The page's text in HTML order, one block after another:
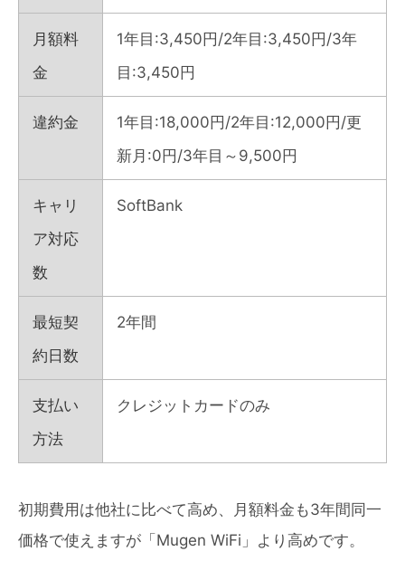
月額料
金
1年目:3,450円/2年目:3,450円/3年
目:3,450円
違約金
1年目:18,000円/2年目:12,000円/更
新月:0円/3年目～9,500円
キャリ
ア対応
数
SoftBank
最短契
約日数
2年間
支払い
方法
クレジットカードのみ
初期費用は他社に比べて高め、月額料金も3年間同一
価格で使えますが「Mugen WiFi」より高めです。